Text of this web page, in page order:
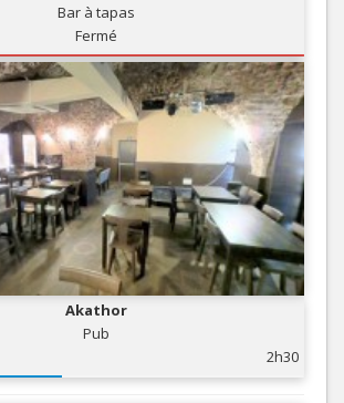
Bar à tapas
Fermé
Akathor
Pub
2h30